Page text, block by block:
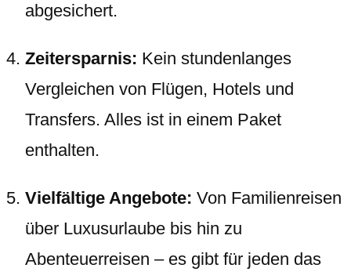
abgesichert.
Zeitersparnis: Kein stundenlanges
Vergleichen von Flügen, Hotels und
Transfers. Alles ist in einem Paket
enthalten.
Vielfältige Angebote: Von Familienreisen
über Luxusurlaube bis hin zu
Abenteuerreisen – es gibt für jeden das